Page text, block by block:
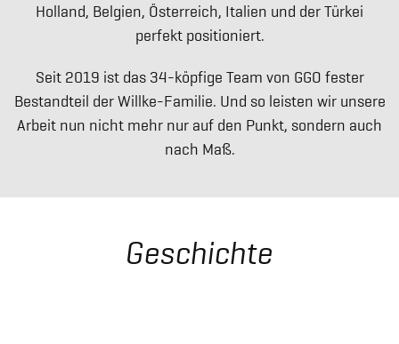
Holland, Belgien, Österreich, Italien und der Türkei
perfekt positioniert.
Seit 2019 ist das 34-köpfige Team von GGO fester
Bestandteil der Willke-Familie. Und so leisten wir unsere
Arbeit nun nicht mehr nur auf den Punkt, sondern auch
nach Maß.
Geschichte